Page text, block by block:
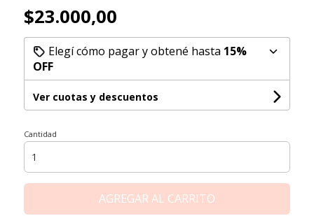
$23.000,00
Elegí cómo pagar y obtené hasta 15%
OFF
Ver cuotas y descuentos
Cantidad
AGREGAR AL CARRITO